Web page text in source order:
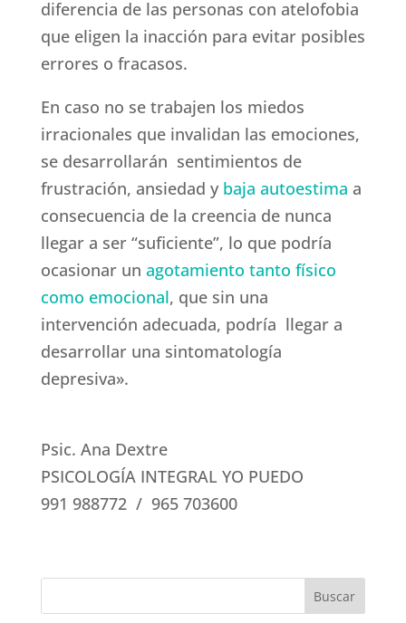
diferencia de las personas con atelofobia
que eligen la inacción para evitar posibles
errores o fracasos.
En caso no se trabajen los miedos
irracionales que invalidan las emociones,
se desarrollarán sentimientos de
frustración, ansiedad y baja autoestima a
consecuencia de la creencia de nunca
llegar a ser “suficiente”, lo que podría
ocasionar un agotamiento tanto físico
como emocional, que sin una
intervención adecuada, podría llegar a
desarrollar una sintomatología
depresiva».
Psic. Ana Dextre
PSICOLOGÍA INTEGRAL YO PUEDO
991 988772 / 965 703600